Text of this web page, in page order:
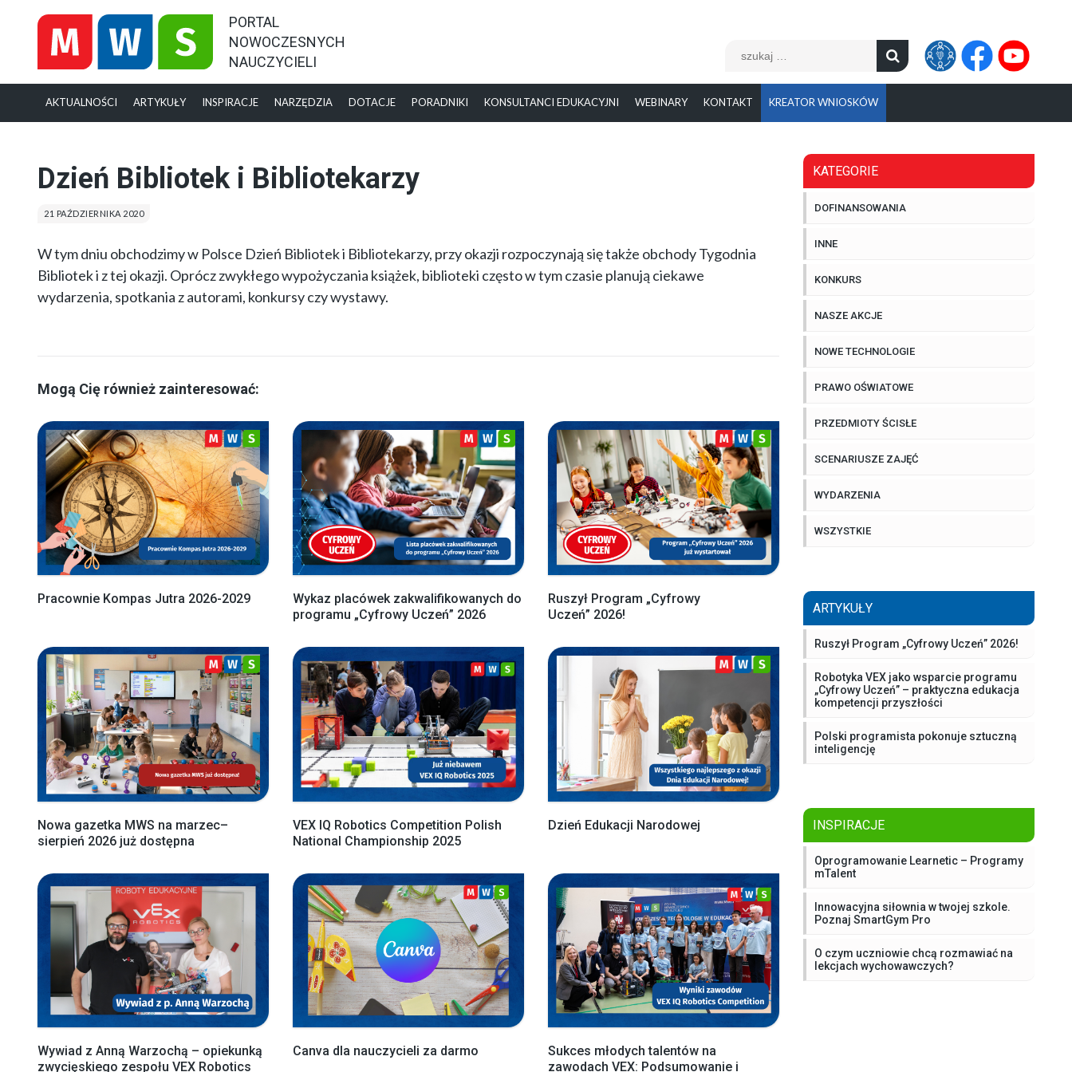
PORTAL
NOWOCZESNYCH
NAUCZYCIELI
AKTUALNOŚCI ARTYKUŁY INSPIRACJE NARZĘDZIA DOTACJE PORADNIKI KONSULTANCI EDUKACYJNI WEBINARY KONTAKT KREATOR WNIOSKÓW
Szukaj:
Dzień Bibliotek i Bibliotekarzy
21 PAŹDZIERNIKA 2020
W tym dniu obchodzimy w Polsce Dzień Bibliotek i Bibliotekarzy, przy okazji rozpoczynają się także obchody Tygodnia
Bibliotek i z tej okazji. Oprócz zwykłego wypożyczania książek, biblioteki często w tym czasie planują ciekawe
wydarzenia, spotkania z autorami, konkursy czy wystawy.
Mogą Cię również zainteresować:
Pracownie Kompas Jutra 2026-2029
Wykaz placówek zakwalifikowanych do
programu „Cyfrowy Uczeń” 2026
Ruszył Program „Cyfrowy
Uczeń” 2026!
Nowa gazetka MWS na marzec–
sierpień 2026 już dostępna
VEX IQ Robotics Competition Polish
National Championship 2025
Dzień Edukacji Narodowej
Wywiad z Anną Warzochą – opiekunką
zwycięskiego zespołu VEX Robotics
Canva dla nauczycieli za darmo
Sukces młodych talentów na
zawodach VEX: Podsumowanie i
KATEGORIE
DOFINANSOWANIA
INNE
KONKURS
NASZE AKCJE
NOWE TECHNOLOGIE
PRAWO OŚWIATOWE
PRZEDMIOTY ŚCISŁE
SCENARIUSZE ZAJĘĆ
WYDARZENIA
WSZYSTKIE
ARTYKUŁY
Ruszył Program „Cyfrowy Uczeń” 2026!
Robotyka VEX jako wsparcie programu
„Cyfrowy Uczeń” – praktyczna edukacja
kompetencji przyszłości
Polski programista pokonuje sztuczną
inteligencję
INSPIRACJE
Oprogramowanie Learnetic – Programy
mTalent
Innowacyjna siłownia w twojej szkole.
Poznaj SmartGym Pro
O czym uczniowie chcą rozmawiać na
lekcjach wychowawczych?